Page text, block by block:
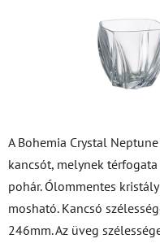
A Bohemia Crystal
kancsót, melynek
pohár. Ólommentes
mosható. Kancsó
246mm. Az üveg